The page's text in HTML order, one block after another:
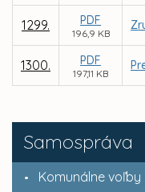
Samospráva
Komunálne voľby
1299. PDF
196,9 KB
1300. PDF
197,11 KB